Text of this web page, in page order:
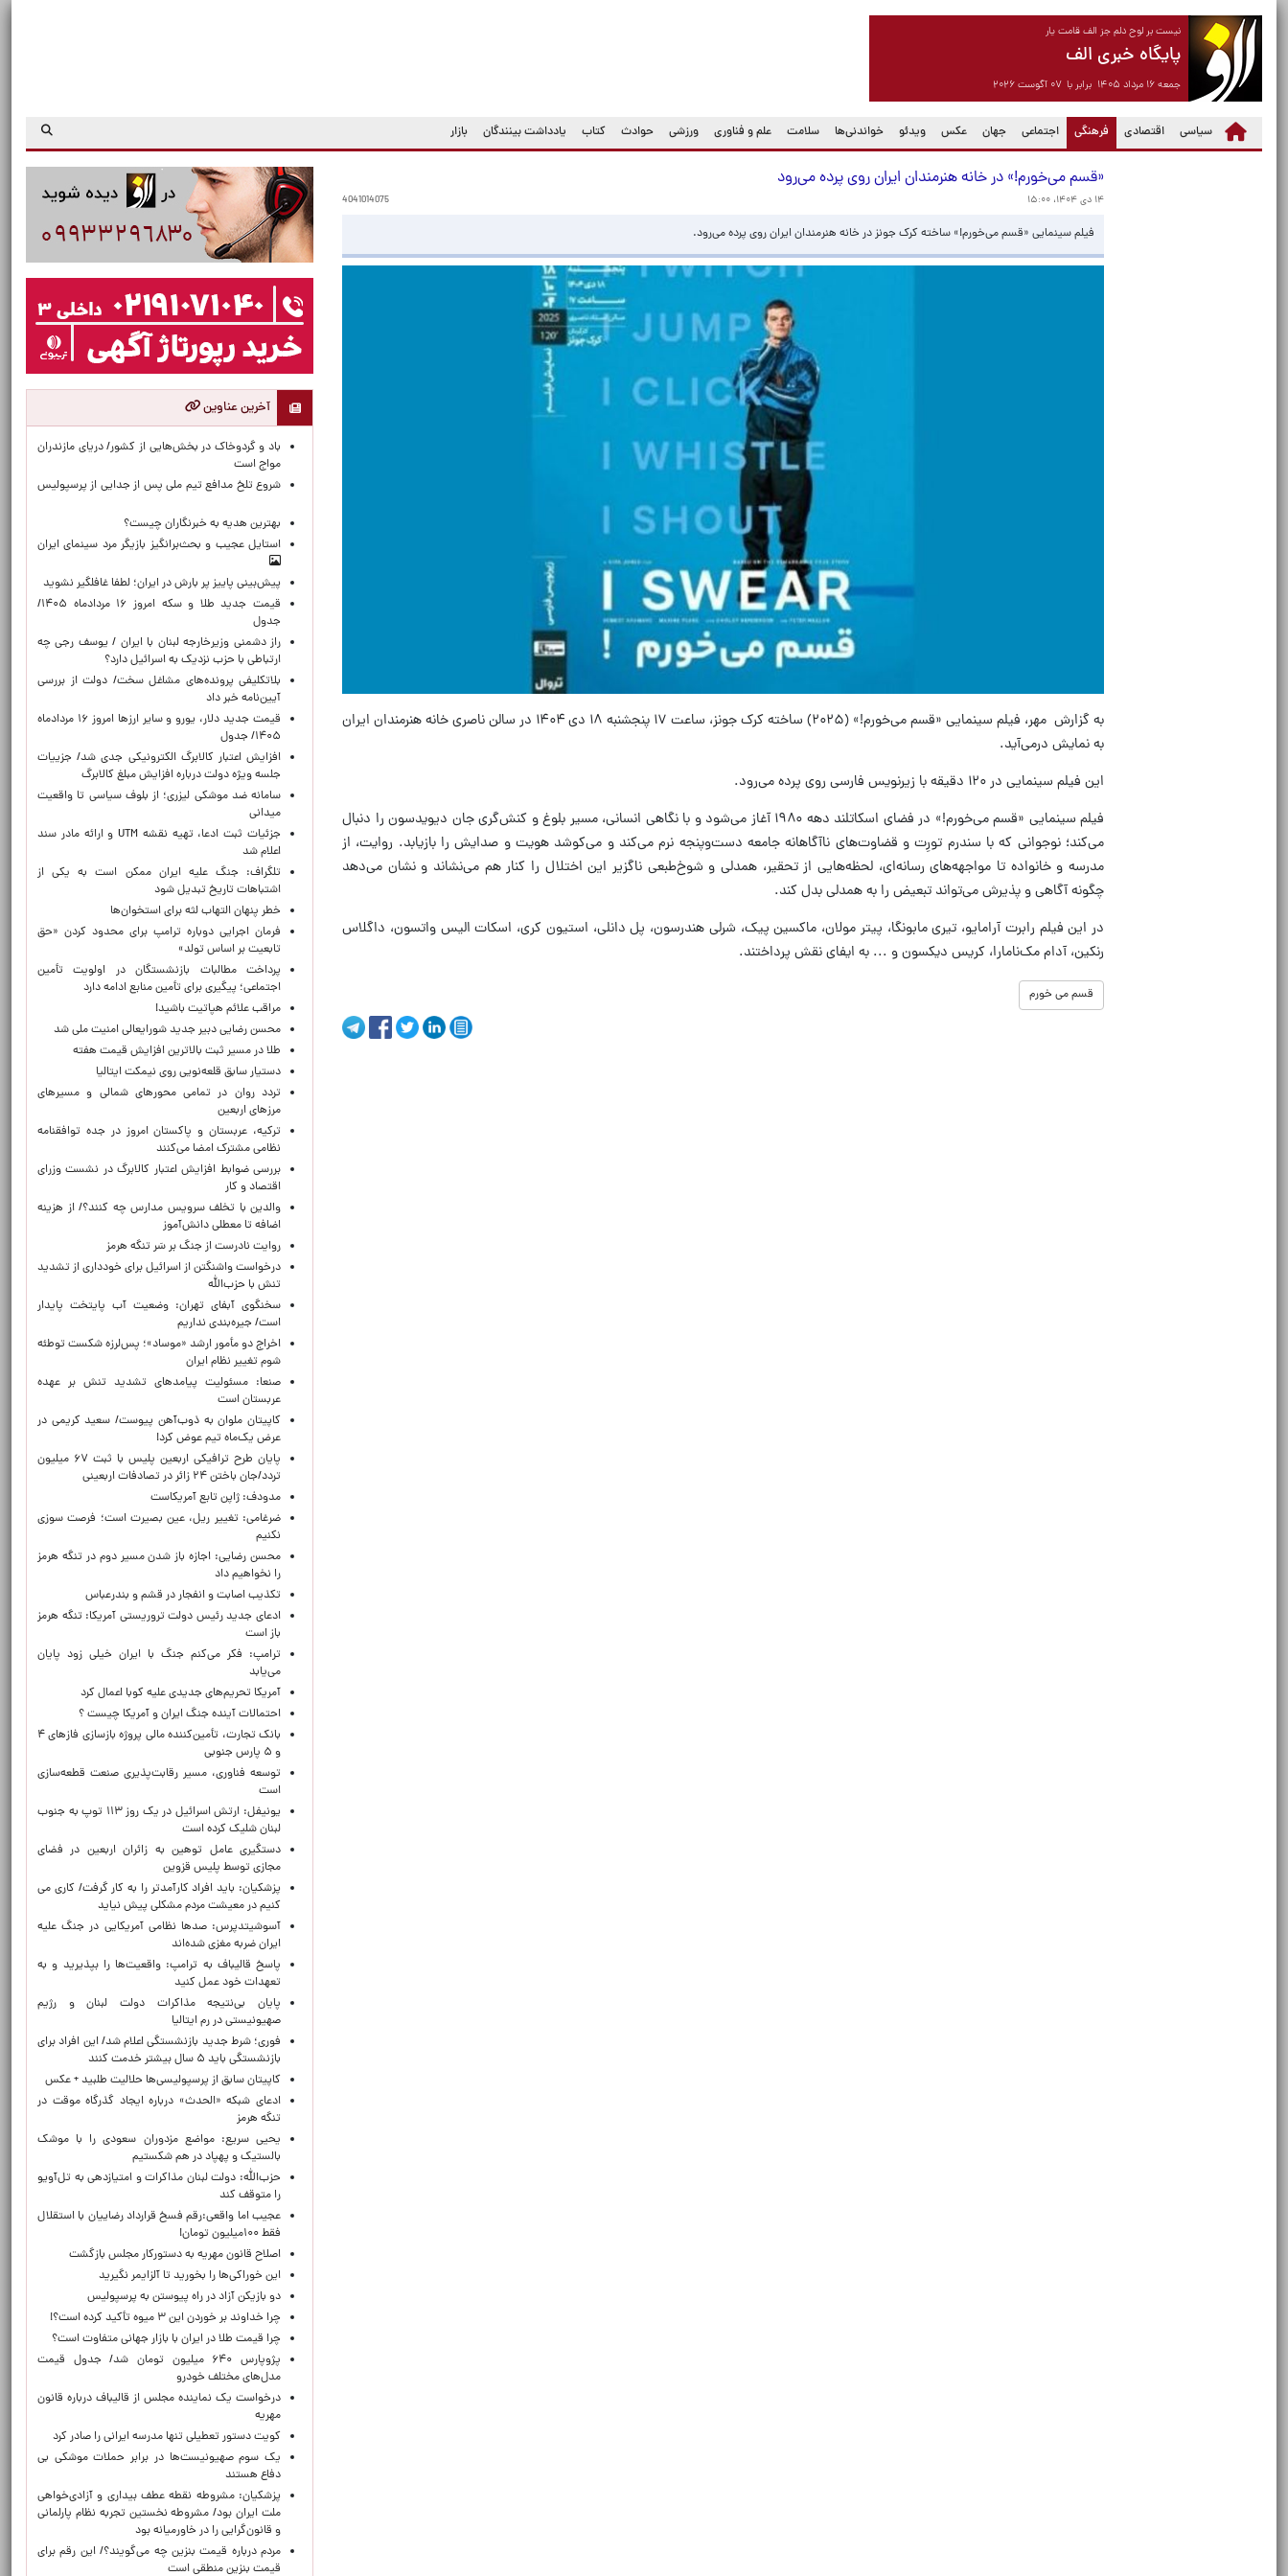
نیست بر لوح دلم جز الف قامت یار
پایگاه خبری الف
جمعه ۱۶ مرداد ۱۴۰۵ برابر با ۰۷ آگوست ۲۰۲۶
سیاسی اقتصادی فرهنگی
(current) اجتماعی جهان عکس ویدئو خواندنی‌ها سلامت علم و فناوری ورزشی حوادث کتاب یادداشت بینندگان بازار
«قسم می‌خورم!» ‏در خانه هنرمندان ایران روی پرده می‌رود
۱۴ دی ۱۴۰۴، ۱۵:۰۰ 4041014075
فیلم سینمایی «قسم می‌خورم!» ‏ساخته کرک جونز در خانه هنرمندان ایران روی پرده می‌رود.
به گزارش مهر، فیلم سینمایی «قسم می‌خورم!» ‏(۲۰۲۵) ساخته کرک جونز، ساعت ۱۷ پنجشنبه ۱۸ دی ۱۴۰۴ در سالن ناصری خانه هنرمندان ایران
به نمایش درمی‌آید.
این فیلم سینمایی در ۱۲۰ دقیقه با زیرنویس فارسی روی پرده می‌رود.
فیلم سینمایی «قسم می‌خورم!» در فضای اسکاتلند دهه ۱۹۸۰ آغاز می‌شود و با نگاهی انسانی، مسیر بلوغ و کنش‌گری جان دیویدسون را دنبال
می‌کند؛ نوجوانی که با سندرم تورِت و قضاوت‌های ناآگاهانه جامعه دست‌وپنجه نرم می‌کند و می‌کوشد هویت و صدایش را بازیابد. روایت، از
مدرسه و خانواده تا مواجهه‌های رسانه‌ای، لحظه‌هایی از تحقیر، همدلی و شوخ‌طبعی ناگزیر این اختلال را کنار هم می‌نشاند و نشان می‌دهد
چگونه آگاهی و پذیرش می‌تواند تبعیض را به همدلی بدل کند.
در این فیلم رابرت آرامایو، تیری مابونگا، پیتر مولان، ماکسین پیک، شرلی هندرسون، پل دانلی، استیون کری، اسکات الیس واتسون، داگلاس
رنکین، آدام مک‌نامارا، کریس دیکسون و ... به ایفای نقش پرداختند.
قسم می خورم
آخرین عناوین
باد و گردوخاک در بخش‌هایی از کشور/ دریای مازندران
مواج است
شروع تلخ مدافع تیم ملی پس از جدایی از پرسپولیس
بهترین هدیه به خبرنگاران چیست؟
استایل عجیب و بحث‌برانگیز بازیگر مرد سینمای ایران
پیش‌بینی پاییز پر بارش در ایران؛ لطفا غافلگیر نشوید
قیمت جدید طلا و سکه امروز ۱۶ مردادماه ۱۴۰۵/
جدول
راز دشمنی وزیرخارجه لبنان با ایران / یوسف رجی چه
ارتباطی با حزب نزدیک به اسرائیل دارد؟
بلاتکلیفی پرونده‌های مشاغل سخت/ دولت از بررسی
آیین‌نامه خبر داد
قیمت جدید دلار، یورو و سایر ارزها امروز ۱۶ مردادماه
۱۴۰۵/ جدول
افزایش اعتبار کالابرگ الکترونیکی جدی شد/ جزییات
جلسه ویژه دولت درباره افزایش مبلغ کالابرگ
سامانه ضد موشکی لیزری؛ از بلوف سیاسی تا واقعیت
میدانی
جزئیات ثبت ادعا، تهیه نقشه UTM و ارائه مادر سند
اعلام شد
تلگراف: جنگ علیه ایران ممکن است به یکی از
اشتباهات تاریخ تبدیل شود
خطر پنهان التهاب لثه برای استخوان‌ها
فرمان اجرایی دوباره ترامپ برای محدود کردن «حق
تابعیت بر اساس تولد»
پرداخت مطالبات بازنشستگان در اولویت تأمین
اجتماعی؛ پیگیری برای تأمین منابع ادامه دارد
مراقب علائم هپاتیت باشید!
محسن رضایی دبیر جدید شورایعالی امنیت ملی شد
طلا در مسیر ثبت بالاترین افزایش قیمت هفته
دستیار سابق قلعه‌نویی روی نیمکت ایتالیا
تردد روان در تمامی محورهای شمالی و مسیرهای
مرزهای اربعین
ترکیه، عربستان و پاکستان امروز در جده توافقنامه
نظامی مشترک امضا می‌کنند
بررسی ضوابط افزایش اعتبار کالابرگ در نشست وزرای
اقتصاد و کار
والدین با تخلف سرویس مدارس چه کنند؟/ از هزینه
اضافه تا معطلی دانش‌آموز
روایت نادرست از جنگ بر سَر تنگه هرمز
درخواست واشنگتن از اسرائیل برای خودداری از تشدید
تنش با حزب‌الله
سخنگوی آبفای تهران: وضعیت آب پایتخت پایدار
است/ جیره‌بندی نداریم
اخراج دو مأمور ارشد «موساد»؛ پس‌لرزه شکست توطئه
شوم تغییر نظام ایران
صنعا: مسئولیت پیامدهای تشدید تنش بر عهده
عربستان است
کاپیتان ملوان به ذوب‌آهن پیوست/ سعید کریمی در
عرض یک‌ماه تیم عوض کرد!
پایان طرح ترافیکی اربعین پلیس با ثبت ۶۷ میلیون
تردد/جان باختن ۲۴ زائر در تصادفات اربعینی
مدودف: ژاپن تابع آمریکاست
ضرغامی: تغییر ریل، عین بصیرت است؛ فرصت سوزی
نکنیم
محسن رضایی: اجازه باز شدن مسیر دوم در تنگه هرمز
را نخواهیم داد
تکذیب اصابت و انفجار در قشم و بندرعباس
ادعای جدید رئیس دولت تروریستی آمریکا: تنگه هرمز
باز است
ترامپ: فکر می‌کنم جنگ با ایران خیلی زود پایان
می‌یابد
آمریکا تحریم‌های جدیدی علیه کوبا اعمال کرد
احتمالات آینده جنگ ایران و آمریکا چیست ؟
بانک تجارت، تأمین‌کننده مالی پروژه بازسازی فازهای ۴
و ۵ پارس جنوبی
توسعه فناوری، مسیر رقابت‌پذیری صنعت قطعه‌سازی
است
یونیفل: ارتش اسرائیل در یک روز ۱۱۳ توپ به جنوب
لبنان شلیک کرده است
دستگیری عامل توهین به زائران اربعین در فضای
مجازی توسط پلیس قزوین
پزشکیان: باید افراد کارآمدتر را به کار گرفت/ کاری می
کنیم در معیشت مردم مشکلی پیش نیاید
آسوشیتدپرس: صدها نظامی آمریکایی در جنگ علیه
ایران ضربه مغزی شده‌اند
پاسخ قالیباف به ترامپ: واقعیت‌ها را بپذیرید و به
تعهدات خود عمل کنید
پایان بی‌نتیجه مذاکرات دولت لبنان و رژیم
صهیونیستی در رم ایتالیا
فوری؛ شرط جدید بازنشستگی اعلام شد/ این افراد برای
بازنشستگی باید ۵ سال بیشتر خدمت کنند
کاپیتان سابق از پرسپولیسی‌ها حلالیت طلبید + عکس
ادعای شبکه «الحدث» درباره ایجاد گذرگاه موقت در
تنگه هرمز
یحیی سریع: مواضع مزدوران سعودی را با موشک
بالستیک و پهپاد در هم شکستیم
حزب‌الله: دولت لبنان مذاکرات و امتیازدهی به تل‌آویو
را متوقف کند
عجیب اما واقعی:رقم فسخ قرارداد رضاییان با استقلال
فقط ۱۰۰میلیون تومان!
اصلاح قانون مهریه به دستورکار مجلس بازگشت
این خوراکی‌ها را بخورید تا آلزایمر نگیرید
دو بازیکن آزاد در راه پیوستن به پرسپولیس
چرا خداوند بر خوردن این ۳ میوه تأکید کرده است؟!
چرا قیمت طلا در ایران با بازار جهانی متفاوت است؟
پژوپارس ۶۴۰ میلیون تومان شد/ جدول قیمت
مدل‌های مختلف خودرو
درخواست یک نماینده مجلس از قالیباف درباره قانون
مهریه
کویت دستور تعطیلی تنها مدرسه ایرانی را صادر کرد
یک‌ سوم صهیونیست‌ها در برابر حملات موشکی بی
دفاع هستند
پزشکیان: مشروطه نقطه عطف بیداری و آزادی‌خواهی
ملت ایران بود/ مشروطه نخستین تجربه نظام پارلمانی
و قانون‌گرایی را در خاورمیانه بود
مردم درباره قیمت بنزین چه می‌گویند؟/ این رقم برای
قیمت بنزین منطقی است